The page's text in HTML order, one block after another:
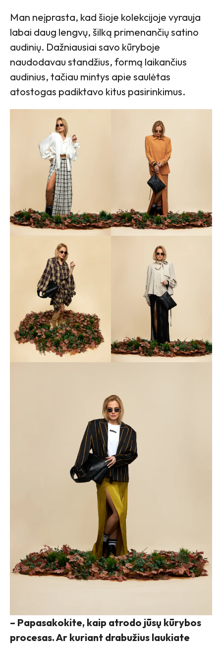
Man neįprasta, kad šioje kolekcijoje vyrauja
labai daug lengvų, šilką primenančių satino
audinių. Dažniausiai savo kūryboje
naudodavau standžius, formą laikančius
audinius, tačiau mintys apie saulėtas
atostogas padiktavo kitus pasirinkimus.
– Papasakokite, kaip atrodo jūsų kūrybos
procesas. Ar kuriant drabužius laukiate